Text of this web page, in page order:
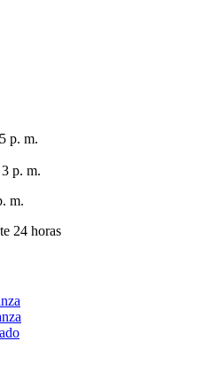
p. m.
p. m.
m.
24 horas